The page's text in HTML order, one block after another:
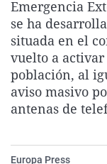
Emergencia
se ha
situada en el
vuelto a activar
población, al
aviso masivo
antenas de
Europa Press